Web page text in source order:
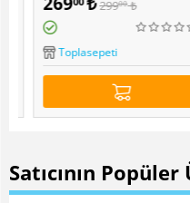
Popüler
Lutfiye Organik Kara Dut
Özü 300 Gr
29900 ₺
Toplasepeti
Satıcının